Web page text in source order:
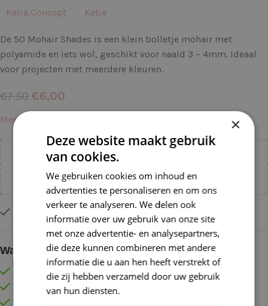
Katia Concept Katia
De 50 Mohair Shades is een klein bolletje mohair met
polyamide en iets wol, geschikt voor naald 3 – 4mm. Ideaal
voor projecten met meerdere kleuren.
€7,50 €6,00
Meer informatie →
Voeg nog€55,00toe voor
Op voorraad
Waarom kopen bij de Wolkast?
Lage verzendkosten vanaf € 4,99 binnen NL
Gratis verzonden vanaf €55,-
Vóór 16:30 besteld = Zelfde (werk)dag verzonden
×
Deze website maakt gebruik
van cookies.
We gebruiken cookies om inhoud en
advertenties te personaliseren en om ons
verkeer te analyseren. We delen ook
informatie over uw gebruik van onze site
met onze advertentie- en analysepartners,
die deze kunnen combineren met andere
informatie die u aan hen heeft verstrekt of
die zij hebben verzameld door uw gebruik
van hun diensten.